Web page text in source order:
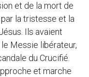
et de la mort de
la tristesse et la
Ils avaient
Messie libérateur,
du Crucifié.
et marche